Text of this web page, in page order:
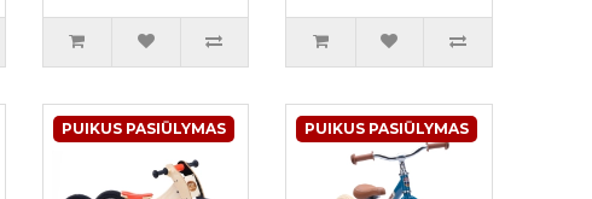
PUIKUS PASIŪLYMAS PUIKUS PASIŪLYMAS